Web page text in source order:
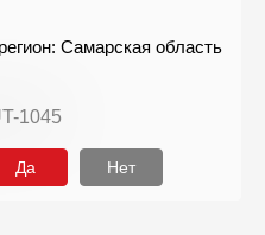
1045
Самарская область
Да Нет